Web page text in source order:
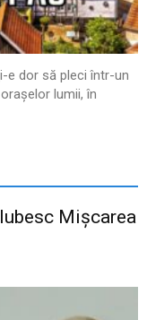
e dor să pleci într-un
lumii, în
Mișcarea